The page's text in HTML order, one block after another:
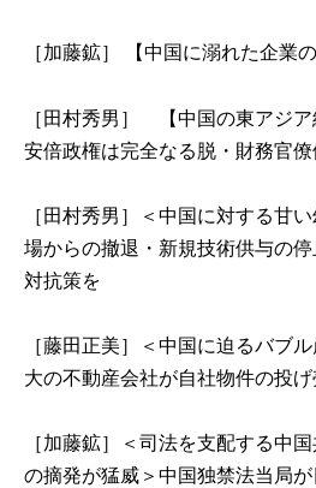
［加藤鉱］ 【中国に溺れた企業
［田村秀男］ 【中国の東アジ
安倍政権は完全なる脱・財務官僚
［田村秀男］＜中国に対する甘
場からの撤退・新規技術供与の
対抗策を
［藤田正美］＜中国に迫るバブ
大の不動産会社が自社物件の投
［加藤鉱］＜司法を支配する中
の摘発が猛威＞中国独禁法当局